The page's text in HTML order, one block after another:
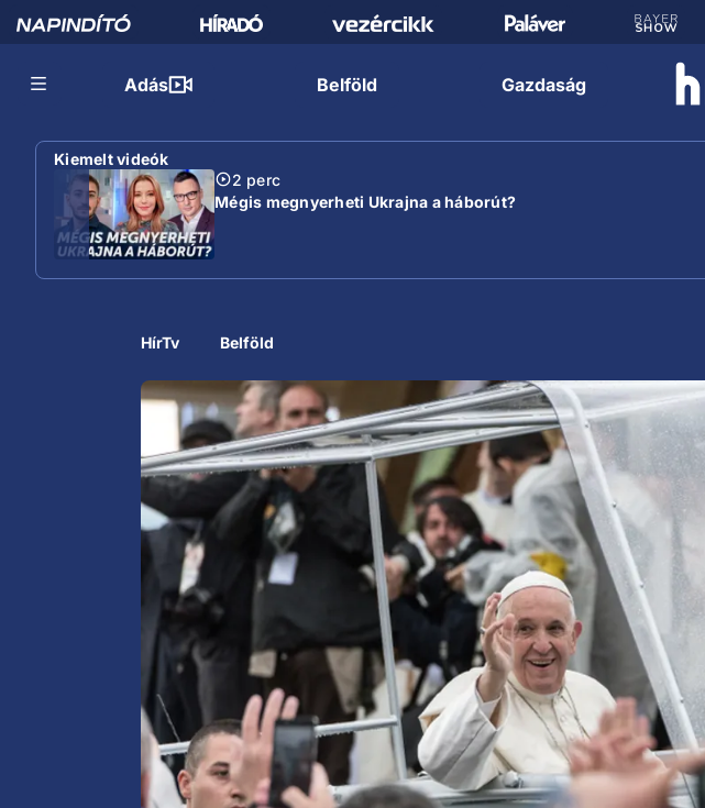
Adás Belföld Gazdaság
Kiemelt videók
2 perc
Mégis megnyerheti Ukrajna a háborút?
HírTv Belföld